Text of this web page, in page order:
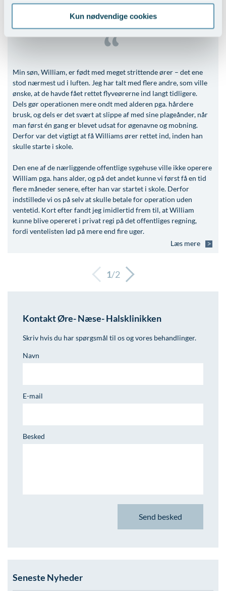
Kun nødvendige cookies
Operation for stritører
/ Jane, mor til 5-årige William
Min søn, William, er født med meget strittende ører – det ene
stod nærmest ud i luften. Jeg har talt med flere andre, som ville
ønske, at de havde fået rettet flyveørerne ind langt tidligere.
Dels gør operationen mere ondt med alderen pga. hårdere
brusk, og dels er det svært at slippe af med sine plageånder, når
man først én gang er blevet udsat for øgenavne og mobning.
Derfor var det vigtigt at få Williams ører rettet ind, inden han
skulle starte i skole.
Den ene af de nærliggende offentlige sygehuse ville ikke operere
William pga. hans alder, og på det andet kunne vi først få en tid
flere måneder senere, efter han var startet i skole. Derfor
indstillede vi os på selv at skulle betale for operation uden
ventetid. Kort efter fandt jeg imidlertid frem til, at William
kunne blive opereret i privat regi på det offentliges regning,
fordi ventelisten lød på mere end fire uger.
Læs mere
1/2
Kontakt Øre- Næse- Halsklinikken
Skriv hvis du har spørgsmål til os og vores behandlinger.
Navn
E-mail
Besked
Seneste Nyheder